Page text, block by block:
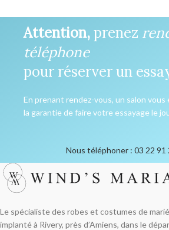
Attention,prenez
téléphone
pour réserver un
En prenant rendez-vous, un salon
la garantie de faire votre essayage le
Nous téléphoner : 03 22 91
Le spécialiste des robes et costumes de
implanté à Rivery, près d’Amiens, dans le